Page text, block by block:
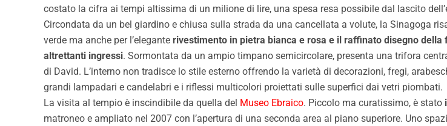
costato la cifra ai tempi altissima di un milione di lire, una spesa resa possibile dal lascito
Circondata da un bel giardino e chiusa sulla strada da una cancellata a volute, la Sinagoga
verde ma anche per l’elegante rivestimento in pietra bianca e rosa e il raffinato disegno
altrettanti ingressi. Sormontata da un ampio timpano semicircolare, presenta una trifora
di David. L’interno non tradisce lo stile esterno offrendo la varietà di decorazioni, fregi,
grandi lampadari e candelabri e i riflessi multicolori proiettati sulle superfici dai vetri piombati.
La visita al tempio è inscindibile da quella del Museo Ebraico. Piccolo ma curatissimo, è stato
matroneo e ampliato nel 2007 con l’apertura di una seconda area al piano superiore. Uno